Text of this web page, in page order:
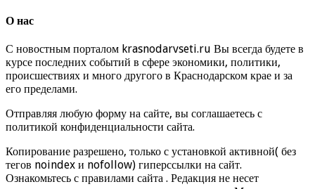
О нас
С новостным порталом krasnodarvseti.ru Вы всегда будете в
курсе последних событий в сфере экономики, политики,
происшествиях и много другого в Краснодарском крае и за
его пределами.
Отправляя любую форму на сайте, вы соглашаетесь с
политикой конфиденциальности сайта.
Копирование разрешено, только с установкой активной( без
тегов noindex и nofollow) гиперссылки на сайт.
Ознакомьтесь с правилами сайта . Редакция не несет